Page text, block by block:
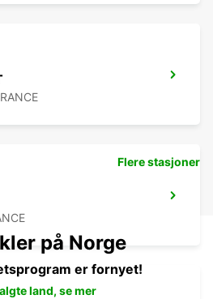
Flere stasjoner
på Norge
er fornyet!
land, se mer